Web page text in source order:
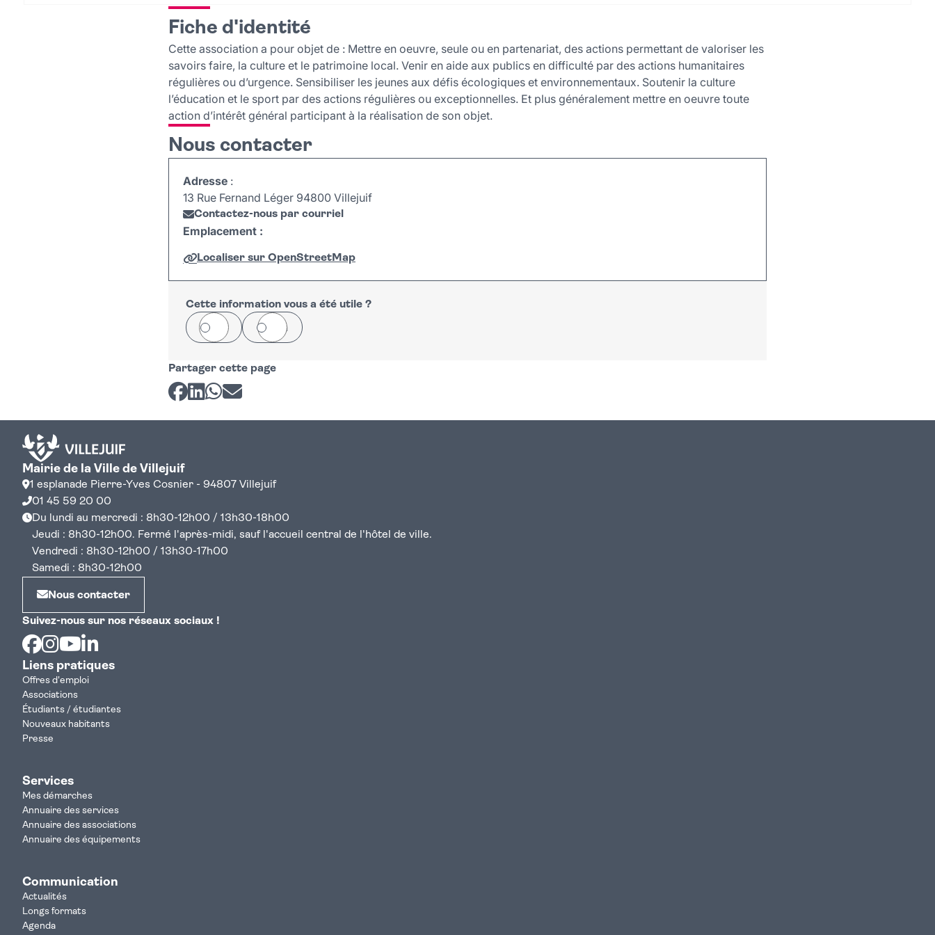
Fiche d'identité
Cette association a pour objet de : Mettre en oeuvre, seule ou en partenariat, des actions permettant de valoriser les
savoirs faire, la culture et le patrimoine local. Venir en aide aux publics en difficulté par des actions humanitaires
régulières ou d’urgence. Sensibiliser les jeunes aux défis écologiques et environnementaux. Soutenir la culture
l’éducation et le sport par des actions régulières ou exceptionnelles. Et plus généralement mettre en oeuvre toute
action d’intérêt général participant à la réalisation de son objet.
Nous contacter
Adresse :
13 Rue Fernand Léger 94800 Villejuif
Contactez-nous par courriel
Emplacement :
Localiser sur OpenStreetMap
+
−
Cette information vous a été utile ?
Oui Non
Partager cette page
Partager sur Facebook
Partager sur LinkedIn
Partager sur Whatsapp
Partager par courriel
Mairie de la Ville de Villejuif
1 esplanade Pierre-Yves Cosnier - 94807 Villejuif
01 45 59 20 00
Du lundi au mercredi : 8h30-12h00 / 13h30-18h00
Jeudi : 8h30-12h00. Fermé l'après-midi, sauf l'accueil central de l'hôtel de ville.
Vendredi : 8h30-12h00 / 13h30-17h00
Samedi : 8h30-12h00
Nous contacter
Suivez-nous sur nos réseaux sociaux !
Facebook
Instagram
Youtube
Liens pratiques
Offres d'emploi
Associations
Étudiants / étudiantes
Nouveaux habitants
Presse
Services
Mes démarches
Annuaire des services
Annuaire des associations
Annuaire des équipements
Communication
Actualités
Longs formats
Agenda